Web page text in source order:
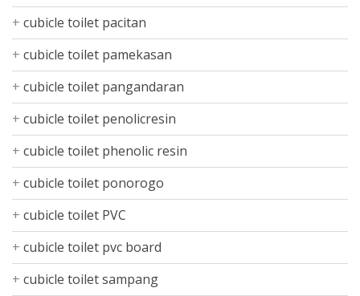
cubicle toilet pacitan
cubicle toilet pamekasan
cubicle toilet pangandaran
cubicle toilet penolicresin
cubicle toilet phenolic resin
cubicle toilet ponorogo
cubicle toilet PVC
cubicle toilet pvc board
cubicle toilet sampang